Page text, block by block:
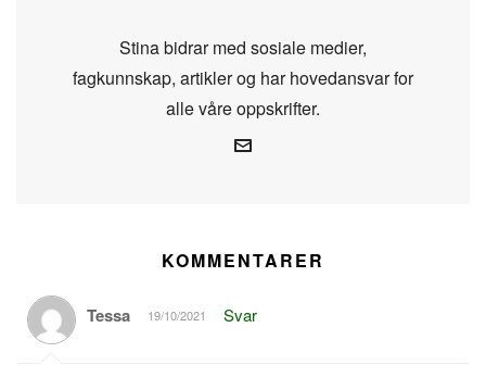
Stina bidrar med sosiale medier,
fagkunnskap, artikler og har hovedansvar for
alle våre oppskrifter.
KOMMENTARER
Tessa 19/10/2021 Svar